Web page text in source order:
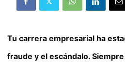
Tu carrera empresarial ha
fraude y el escándalo.